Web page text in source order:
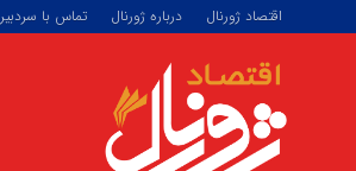
اقتصاد ژورنال درباره ژورنال تماس با سردبیر